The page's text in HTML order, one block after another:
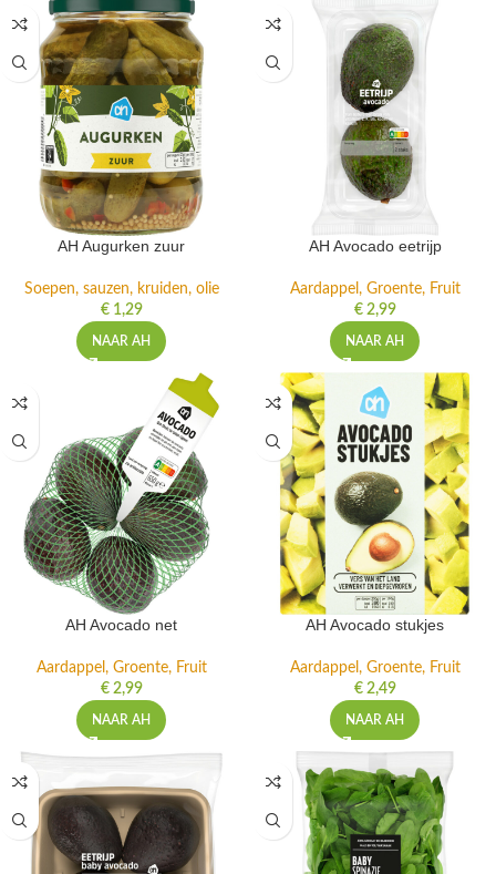
AH Augurken zuur
Soepen, sauzen, kruiden, olie
€1,29
NAAR AH
AH Avocado eetrijp
Aardappel, Groente, Fruit
€2,99
NAAR AH
AH Avocado net
Aardappel, Groente, Fruit
€2,99
NAAR AH
AH Avocado stukjes
Aardappel, Groente, Fruit
€2,49
NAAR AH